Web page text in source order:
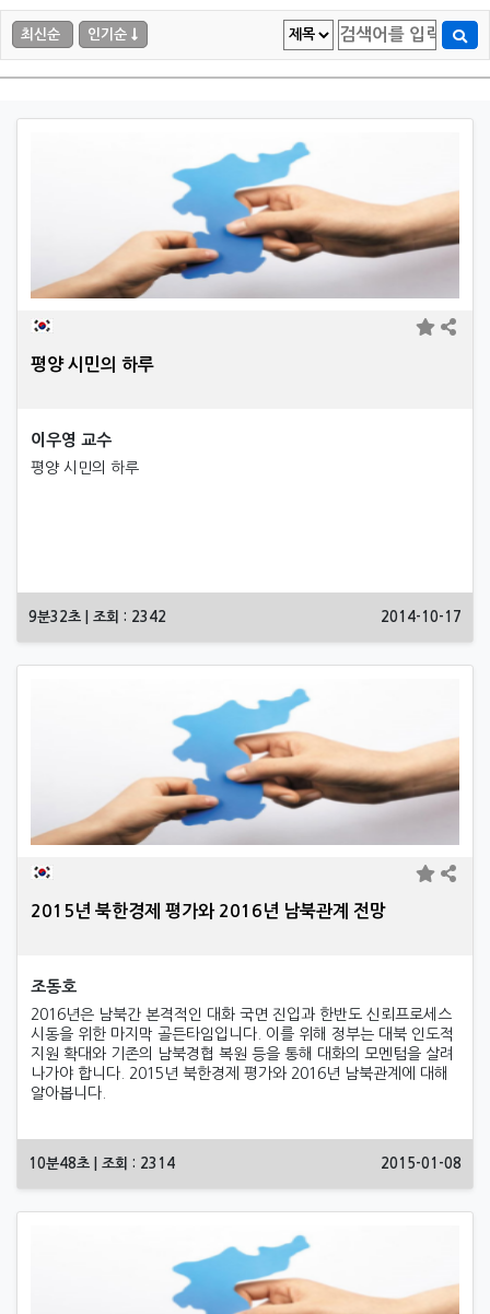
최신순 인기순
평양 시민의 하루
이우영 교수
평양 시민의 하루
9분32초 | 조회 : 2342 2014-10-17
2015년 북한경제 평가와 2016년 남북관계 전망
조동호
2016년은 남북간 본격적인 대화 국면 진입과 한반도 신뢰프로세스
시동을 위한 마지막 골든타임입니다. 이를 위해 정부는 대북 인도적
지원 확대와 기존의 남북경협 복원 등을 통해 대화의 모멘텀을 살려
나가야 합니다. 2015년 북한경제 평가와 2016년 남북관계에 대해
알아봅니다.
10분48초 | 조회 : 2314 2015-01-08